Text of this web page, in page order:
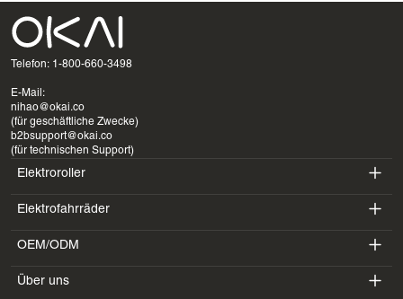
Telefon: 1-800-660-3498
E-Mail:
nihao@okai.co
(für geschäftliche Zwecke)
b2bsupport@okai.co
(für technischen Support)
Elektroroller
ES400A
ES410
ES600P
Elektrofahrräder
EB100B
EB300
OEM/ODM
SV3
Über uns